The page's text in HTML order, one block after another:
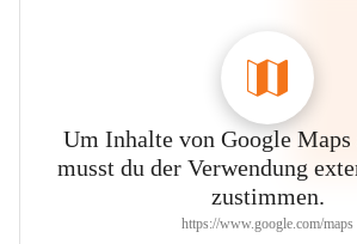
Um Inhalte von Google Maps
musst du der Verwendung
zustimmen.
https://www.google.com/maps